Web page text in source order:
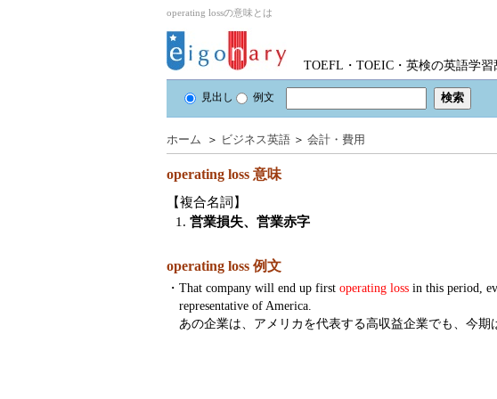
operating lossの意味とは
TOEFL・TOEIC・英検の英語学習
見出し 例文
ホーム ＞ ビジネス英語 ＞ 会計・費用
operating loss 意味
【複合名詞】
1. 営業損失、営業赤字
operating loss 例文
・ That company will end up first operating loss in this period,
representative of America.
あの企業は、アメリカを代表する高収益企業でも、今期